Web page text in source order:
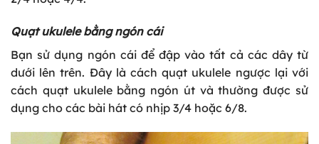
Quạt ukulele bằng ngón cái
Bạn sử dụng ngón cái để đập vào tất cả các dây từ
dưới lên trên. Đây là cách quạt ukulele ngược lại với
cách quạt ukulele bằng ngón út và thường được sử
dụng cho các bài hát có nhịp 3/4 hoặc 6/8.